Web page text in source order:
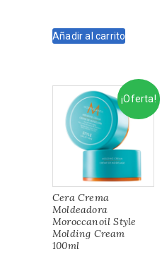
era:
es:
Añadir al carrito
¡Oferta!
Cera Crema
Moldeadora
Moroccanoil Style
Molding Cream
100ml